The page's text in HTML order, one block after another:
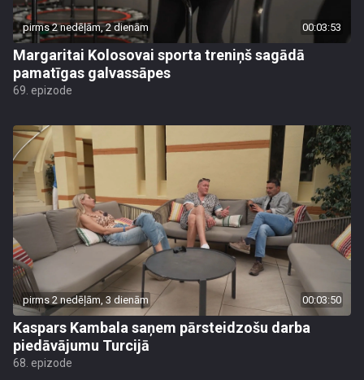
pirms 2 nedēļām, 2 dienām 00:03:53
Margaritai Kolosovai sporta treniņš sagādā
pamatīgas galvassāpes
69. epizode
pirms 2 nedēļām, 3 dienām 00:03:50
Kaspars Kambala saņem pārsteidzošu darba
piedāvājumu Turcijā
68. epizode